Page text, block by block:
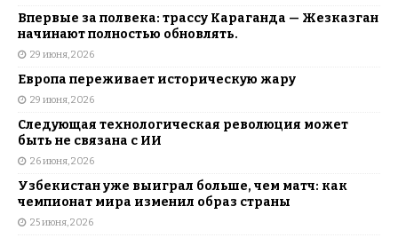
Впервые за полвека: трассу Караганда — Жезказган
начинают полностью обновлять.
29 июня, 2026
Европа переживает историческую жару
29 июня, 2026
Следующая технологическая революция может
быть не связана с ИИ
26 июня, 2026
Узбекистан уже выиграл больше, чем матч: как
чемпионат мира изменил образ страны
25 июня, 2026